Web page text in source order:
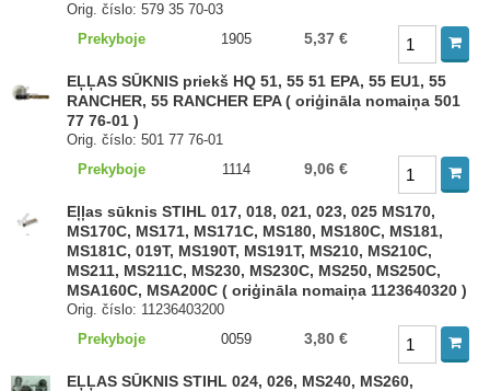
Orig. číslo: 579 35 70-03
Prekyboje
1905 5,37 €
EĻĻAS SŪKNIS priekš HQ 51, 55 51 EPA, 55 EU1, 55
RANCHER, 55 RANCHER EPA ( oriģināla nomaiņa 501
77 76-01 )
Orig. číslo: 501 77 76-01
Prekyboje
1114 9,06 €
Eļļas sūknis STIHL 017, 018, 021, 023, 025 MS170,
MS170C, MS171, MS171C, MS180, MS180C, MS181,
MS181C, 019T, MS190T, MS191T, MS210, MS210C,
MS211, MS211C, MS230, MS230C, MS250, MS250C,
MSA160C, MSA200C ( oriģināla nomaiņa 1123640320 )
Orig. číslo: 11236403200
Prekyboje
0059 3,80 €
EĻĻAS SŪKNIS STIHL 024, 026, MS240, MS260,